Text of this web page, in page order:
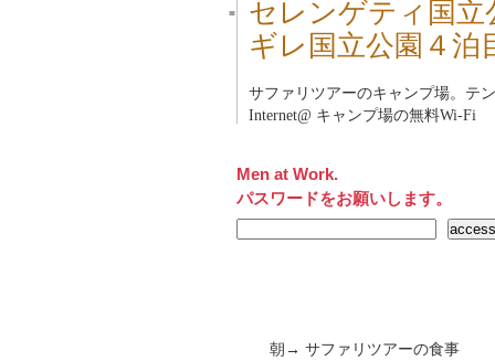
■
セレンゲティ国
ギレ国立公園４泊
サファリツアーのキャンプ場。テ
Internet@ キャンプ場の無料Wi-Fi
Men at Work.
パスワードをお願いします。
朝→ サファリツアーの食事